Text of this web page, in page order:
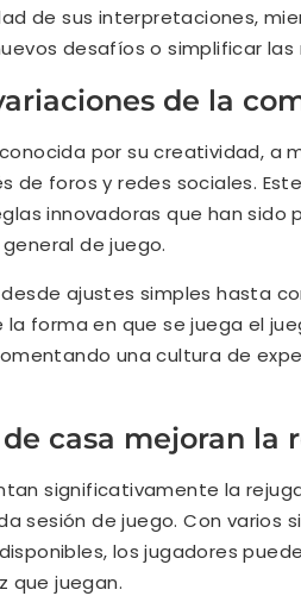
de sus interpretaciones,
desafíos o simplificar las
de la
por su creatividad, a
de foros y redes sociales.
innovadoras que han sido
de juego.
ajustes simples hasta
forma en que se juega el
una cultura de
casa mejoran la
significativamente la
sesión de juego. Con varios
los jugadores
que juegan.